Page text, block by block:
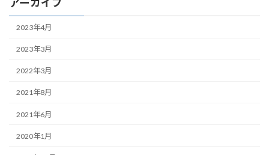
アーカイブ
2023年4月
2023年3月
2022年3月
2021年8月
2021年6月
2020年1月